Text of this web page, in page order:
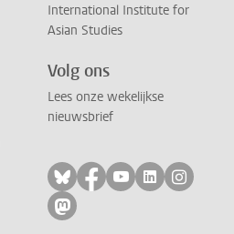
International Institute for
Asian Studies
Volg ons
Lees onze wekelijkse
nieuwsbrief
Volg ons op bluesky
Volg ons op
Volg ons op
Volg ons
Volg
Volg ons op mastodon